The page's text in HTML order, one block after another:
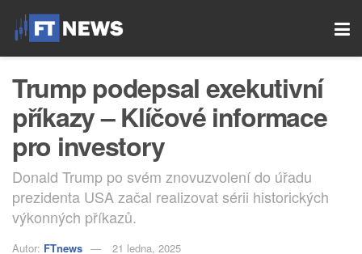
Trump podepsal exekutivní
příkazy – Klíčové informace
pro investory
Donald Trump po svém znovuzvolení do úřadu
prezidenta USA začal realizovat sérii historických
výkonných příkazů.
Autor: FTnews
21 ledna, 2025